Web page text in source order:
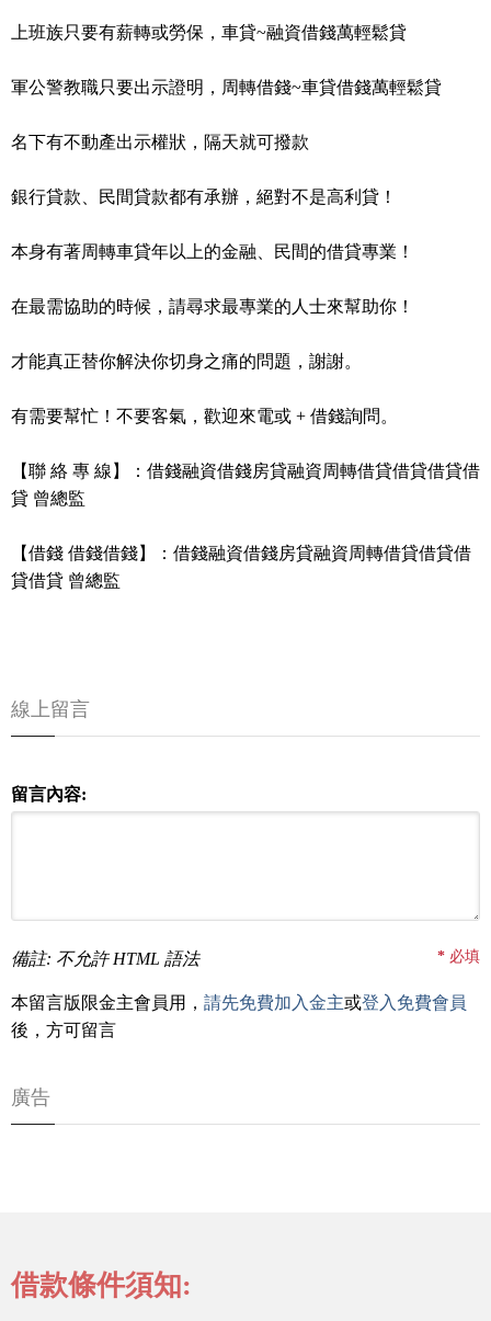
上班族只要有薪轉或勞保，車貸~融資借錢萬輕鬆貸
軍公警教職只要出示證明，周轉借錢~車貸借錢萬輕鬆貸
名下有不動產出示權狀，隔天就可撥款
銀行貸款、民間貸款都有承辦，絕對不是高利貸！
本身有著周轉車貸年以上的金融、民間的借貸專業！
在最需協助的時候，請尋求最專業的人士來幫助你！
才能真正替你解決你切身之痛的問題，謝謝。
有需要幫忙！不要客氣，歡迎來電或 + 借錢詢問。
【聯 絡 專 線】：借錢融資借錢房貸融資周轉借貸借貸借貸借
貸 曾總監
【借錢 借錢借錢】：借錢融資借錢房貸融資周轉借貸借貸借
貸借貸 曾總監
線上留言
留言內容:
備註: 不允許 HTML 語法 * 必填
本留言版限金主會員用， 請先免費加入金主或登入免費會員
後，方可留言
廣告
借款條件須知: